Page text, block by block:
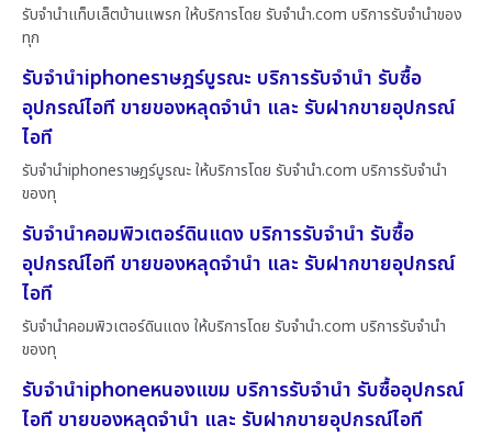
รับจำนำแท็บเล็ตบ้านแพรก ให้บริการโดย รับจํานํา.com บริการรับจำนำของ
ทุก
รับจำนำiphoneราษฎร์บูรณะ บริการรับจำนำ รับซื้อ
อุปกรณ์ไอที ขายของหลุดจำนำ และ รับฝากขายอุปกรณ์
ไอที
รับจำนำiphoneราษฎร์บูรณะ ให้บริการโดย รับจํานํา.com บริการรับจำนำ
ของทุ
รับจำนำคอมพิวเตอร์ดินแดง บริการรับจำนำ รับซื้อ
อุปกรณ์ไอที ขายของหลุดจำนำ และ รับฝากขายอุปกรณ์
ไอที
รับจำนำคอมพิวเตอร์ดินแดง ให้บริการโดย รับจํานํา.com บริการรับจำนำ
ของทุ
รับจำนำiphoneหนองแขม บริการรับจำนำ รับซื้ออุปกรณ์
ไอที ขายของหลุดจำนำ และ รับฝากขายอุปกรณ์ไอที